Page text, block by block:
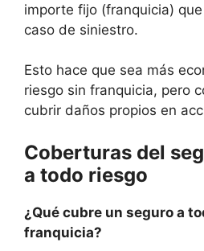
importe fijo (franquicia)
caso de siniestro.
Esto hace que sea más
riesgo sin franquicia, pero
cubrir daños propios en
Coberturas del
a todo riesgo
¿Qué cubre un seguro a
franquicia?